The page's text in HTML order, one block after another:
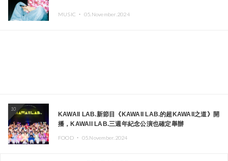
MUSIC ・ 05.November.2024
10
KAWAII LAB.新節目《KAWAII LAB.的超KAWAII之道》開
播，KAWAII LAB.三週年紀念公演也確定舉辦
FOOD ・ 05.November.2024